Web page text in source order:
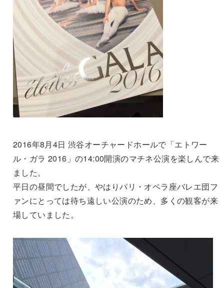
2016年8月4日 渋谷オーチャードホールで「エトワー
ル・ガラ 2016」の14:00開演のマチネ公演を楽しんで来
ました。
平日の昼間でしたが、やはりパリ・オペラ座バレエ団フ
ァンにとっては待ち遠しい公演のため、多くの観客が来
場していました。